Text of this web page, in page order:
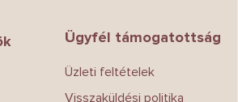
Ügyfél támogatottság
Üzleti feltételek
Visszaküldési politika